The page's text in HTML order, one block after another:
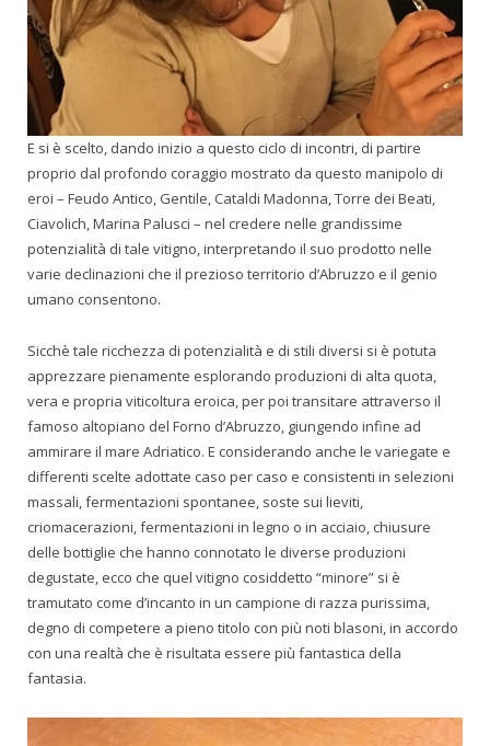
E si è scelto, dando inizio a questo ciclo di incontri, di partire
proprio dal profondo coraggio mostrato da questo manipolo di
eroi – Feudo Antico, Gentile, Cataldi Madonna, Torre dei Beati,
Ciavolich, Marina Palusci – nel credere nelle grandissime
potenzialità di tale vitigno, interpretando il suo prodotto nelle
varie declinazioni che il prezioso territorio d’Abruzzo e il genio
umano consentono.
Sicchè tale ricchezza di potenzialità e di stili diversi si è potuta
apprezzare pienamente esplorando produzioni di alta quota,
vera e propria viticoltura eroica, per poi transitare attraverso il
famoso altopiano del Forno d’Abruzzo, giungendo infine ad
ammirare il mare Adriatico. E considerando anche le variegate e
differenti scelte adottate caso per caso e consistenti in selezioni
massali, fermentazioni spontanee, soste sui lieviti,
criomacerazioni, fermentazioni in legno o in acciaio, chiusure
delle bottiglie che hanno connotato le diverse produzioni
degustate, ecco che quel vitigno cosiddetto “minore” si è
tramutato come d’incanto in un campione di razza purissima,
degno di competere a pieno titolo con più noti blasoni, in accordo
con una realtà che è risultata essere più fantastica della
fantasia.